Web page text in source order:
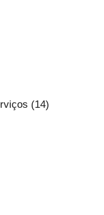
(14)